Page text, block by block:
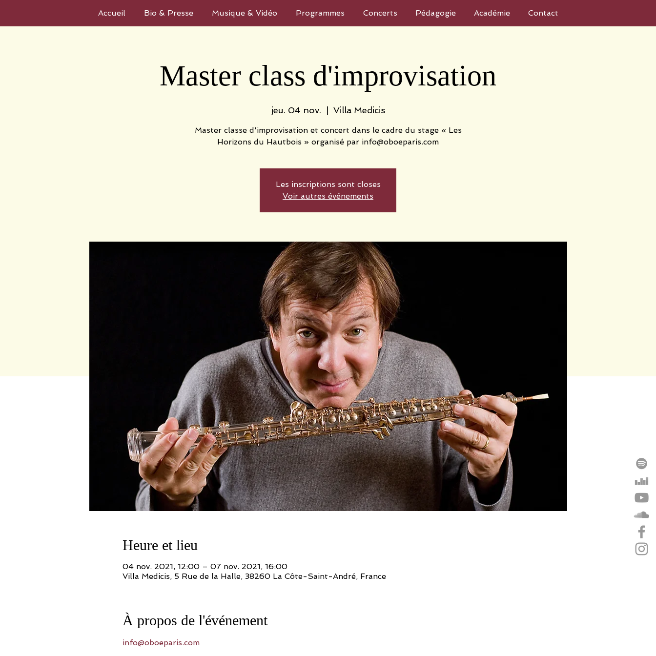
Accueil Bio & Presse Musique & Vidéo Programmes Concerts Pédagogie Académie Contact
Master class d'improvisation
jeu. 04 nov. Villa Medicis
Master classe d'improvisation et concert dans le cadre du stage « Les
Horizons du Hautbois » organisé par info@oboeparis.com
Les inscriptions sont closes
Voir autres événements
Heure et lieu
04 nov. 2021, 12:00 – 07 nov. 2021, 16:00
Villa Medicis, 5 Rue de la Halle, 38260 La Côte-Saint-André, France
À propos de l'événement
info@oboeparis.com